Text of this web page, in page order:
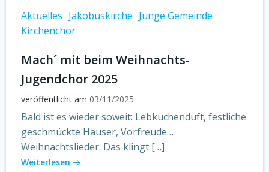
Aktuelles Jakobuskirche Junge Gemeinde
Kirchenchor
Mach´ mit beim Weihnachts-
Jugendchor 2025
veröffentlicht am 03/11/2025
Bald ist es wieder soweit: Lebkuchenduft, festliche
geschmückte Häuser, Vorfreude…
Weihnachtslieder. Das klingt […]
Weiterlesen